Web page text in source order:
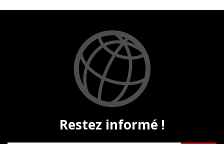
Restez informé !